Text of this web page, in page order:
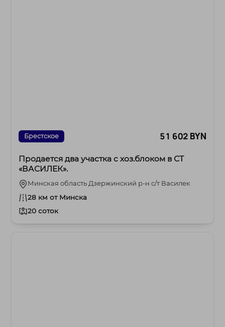
Брестское 51 602 BYN
Продается два участка с хоз.блоком в СТ
«ВАСИЛЕК».
Минская область Дзержинский р-н с/т Василек
28 км от Минска
20 соток